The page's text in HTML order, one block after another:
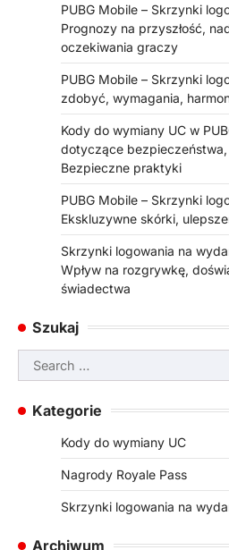
PUBG Mobile – Skrzynki
Prognozy na przyszłość,
oczekiwania graczy
PUBG Mobile – Skrzynki
zdobyć, wymagania,
Kody do wymiany UC w
dotyczące
Bezpieczne praktyki
PUBG Mobile – Skrzynki
Ekskluzywne skórki,
Skrzynki logowania na
Wpływ na rozgrywkę,
świadectwa
Szukaj
Search
for:
Kategorie
Kody do wymiany UC
Nagrody Royale Pass
Skrzynki logowania na
Archiwum